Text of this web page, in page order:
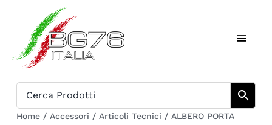
contenuto
Toggle
Catalogo
Home / Accessori / Articoli Tecnici / ALBERO PORTA